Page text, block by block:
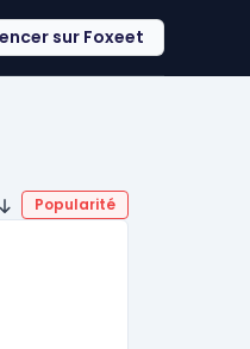
sur Foxeet
Popularité